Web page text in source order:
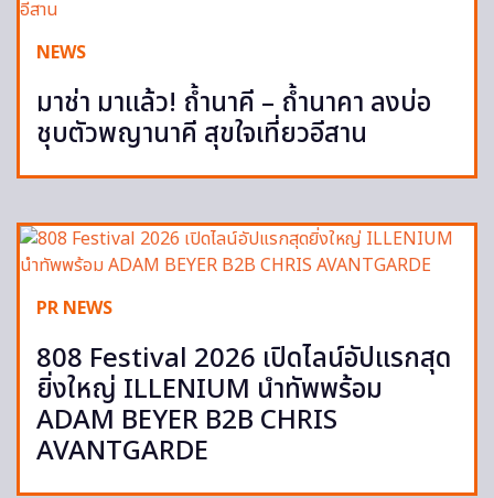
NEWS
มาช่า มาแล้ว! ถ้ำนาคี – ถ้ำนาคา ลงบ่อ
ชุบตัวพญานาคี สุขใจเที่ยวอีสาน
PR NEWS
808 Festival 2026 เปิดไลน์อัปแรกสุด
ยิ่งใหญ่ ILLENIUM นำทัพพร้อม
ADAM BEYER B2B CHRIS
AVANTGARDE